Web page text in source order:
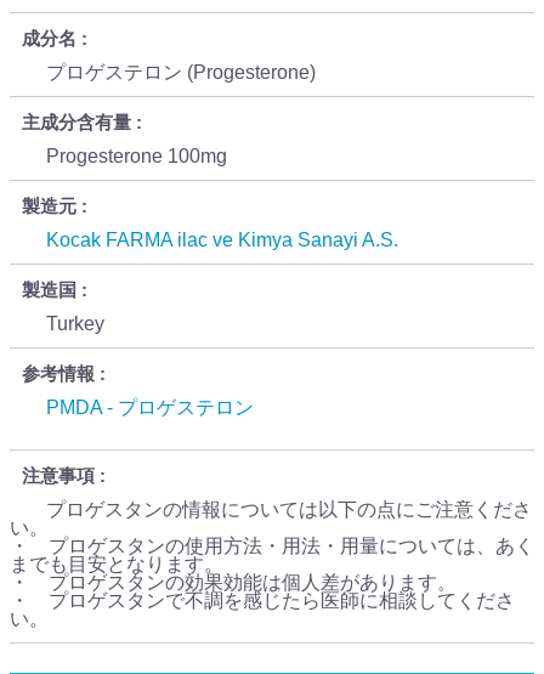
成分名
プロゲステロン (Progesterone)
主成分含有量
Progesterone 100mg
製造元
Kocak FARMA ilac ve Kimya Sanayi A.S.
製造国
Turkey
参考情報
PMDA - プロゲステロン
注意事項
プロゲスタンの情報については以下の点にご注意くださ
い。
・ プロゲスタンの使用方法・用法・用量については、あく
までも目安となります。
・ プロゲスタンの効果効能は個人差があります。
・ プロゲスタンで不調を感じたら医師に相談してくださ
い。